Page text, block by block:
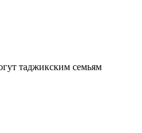
таджикским семьям